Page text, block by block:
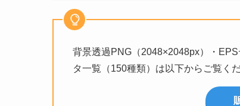
背景透過PNG（2048×2048px）・
タ一覧（150種類）は以下からご覧くだ